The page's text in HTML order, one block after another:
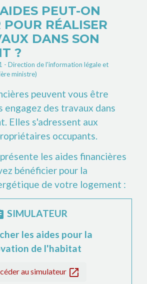
PEUT-ON
POUR RÉALISER
DANS SON
?
- Direction de l'information légale et
ministre)
peuvent vous être
engagez des travaux dans
Elles s'adressent aux
occupants.
les aides financières
bénéficier pour la
de votre logement :
SIMULATEUR
les aides pour la
de l'habitat
au simulateur open_in_new